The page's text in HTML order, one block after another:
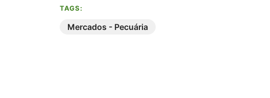
TAGS:
Mercados - Pecuária